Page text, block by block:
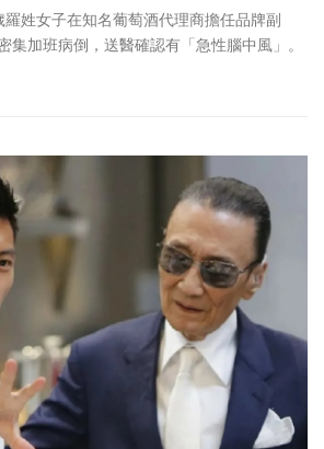
姓女子在知名葡萄酒代理商擔任品牌副
集加班病倒，送醫確認有「急性腦中風」。
礙等狀況，她為此向公司求償1344萬3514
商指出，她就職短短4個月，工作量與其他
反應有工時過長、負荷過重情形，相關加
曾透過同事請羅休息，但羅執意不聽、自
報導，法院調查後指出，羅女實際投入工
申請紀錄計算，包含：活動場地布置、事
交辦事項，假日被要求參與的相關課程，都
官認定，羅女發病前一個月確實累積97小
期間，經常工作至晚上10點甚至凌晨才下
作量，判公司賠償1228萬餘元，全案仍可